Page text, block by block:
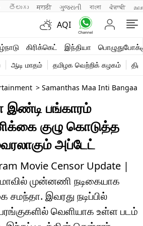
తెలుగు मराठी ગુજરાતી বাংলা ਪੰਜਾਬੀ
AQI
கிரிக்கெட் இந்தியா
ஆடி மாதம் தமிழக வெற்றிக் கழகம்
> Samanthas Maa Inti
இண்டி பங்காரம்
குழு கொடுத்த
அப்டேட்
Movie Censor Update |
முன்னணி நடிகையாக
சமந்தா. இவரது நடிப்பில்
வெளியாக உள்ள படம்